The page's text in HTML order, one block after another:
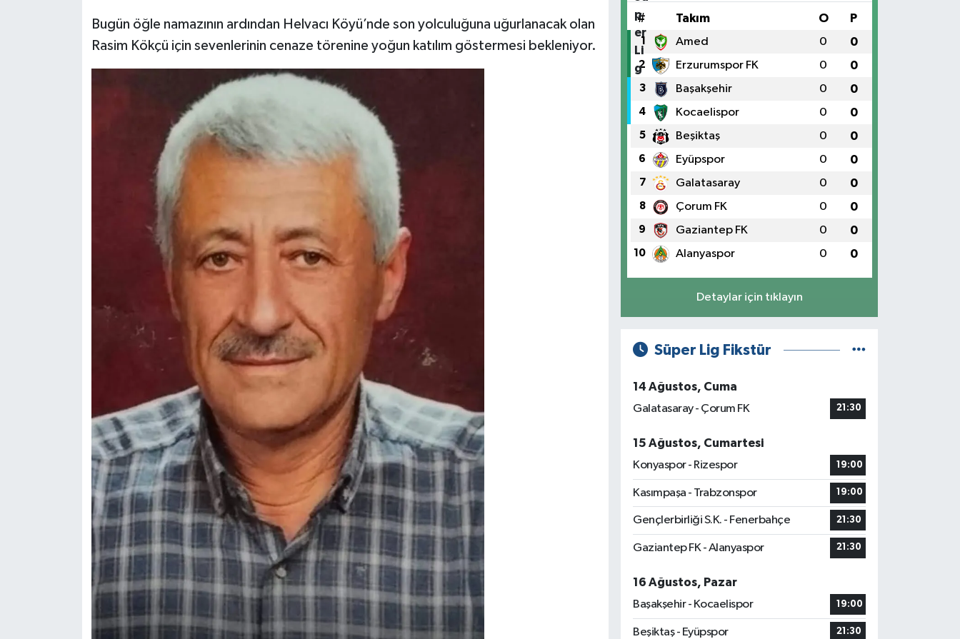
Bugün öğle namazının ardından Helvacı Köyü’nde son yolculuğuna uğurlanacak olan
Rasim Kökçü için sevenlerinin cenaze törenine yoğun katılım göstermesi bekleniyor.
# Takım O P
1 Amed 0 0
2 Erzurumspor FK 0 0
3 Başakşehir 0 0
4 Kocaelispor 0 0
5 Beşiktaş 0 0
6 Eyüpspor 0 0
7 Galatasaray 0 0
8 Çorum FK 0 0
9 Gaziantep FK 0 0
10 Alanyaspor 0 0
Detaylar için tıklayın
Süper Lig Fikstür
14 Ağustos, Cuma
Galatasaray - Çorum FK
21:30
15 Ağustos, Cumartesi
Konyaspor - Rizespor
19:00
Kasımpaşa - Trabzonspor 19:00
Gençlerbirliği S.K. - Fenerbahçe 21:30
Gaziantep FK - Alanyaspor 21:30
16 Ağustos, Pazar
Başakşehir - Kocaelispor
19:00
Beşiktaş - Eyüpspor 21:30